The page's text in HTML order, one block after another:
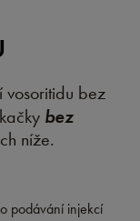
vosoritidu bez
bez
níže.
podávání injekcí